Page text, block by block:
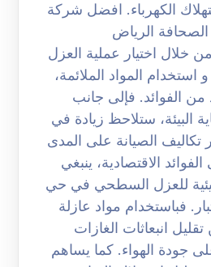
الكهرباء. افضل شركة
الرياض
ثم من خلال اختيار عملية العزل
المواد الملائمة،
من الفوائد. فإلى جانب
البيئة، ستلاحظ زيادة في
تكاليف الصيانة على المدى
الاقتصادية، ينبغي
للعزل السطحي في حي
فباستخدام مواد عازلة
انبعاثات الغازات
جودة الهواء. كما يساهم